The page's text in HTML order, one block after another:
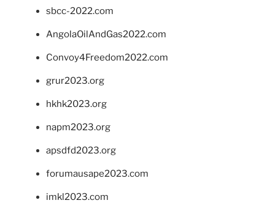
sbcc-2022.com
AngolaOilAndGas2022.com
Convoy4Freedom2022.com
grur2023.org
hkhk2023.org
napm2023.org
apsdfd2023.org
forumausape2023.com
imkl2023.com